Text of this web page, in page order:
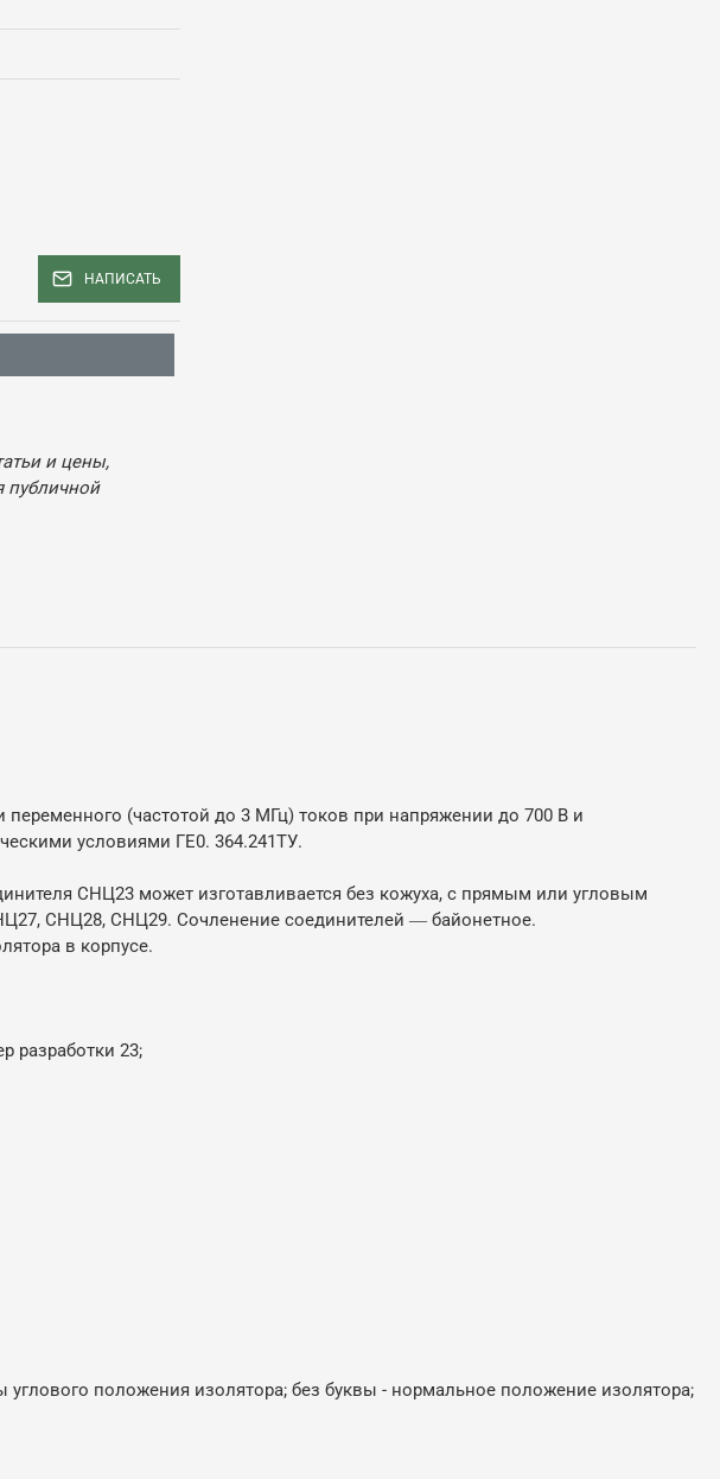
НАПИСАТЬ
и цены,
публичной
(частотой до 3 МГц) токов при напряжении до 700 В и
условиями ГЕ0. 364.241ТУ.
СНЦ23 может изготавливается без кожуха, с прямым или угловым
СНЦ28, СНЦ29. Сочленение соединителей ― байонетное.
в корпусе.
разработки 23;
положения изолятора; без буквы - нормальное положение изолятора;